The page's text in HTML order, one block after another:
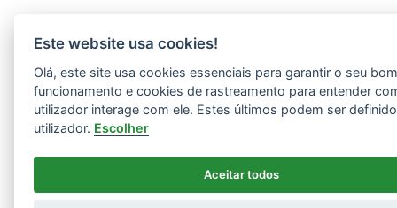
Este website usa cookies!
Olá, este site usa cookies essenciais para garantir o seu
funcionamento e cookies de rastreamento para entender
utilizador interage com ele. Estes últimos podem ser
utilizador. Escolher
Aceitar todos